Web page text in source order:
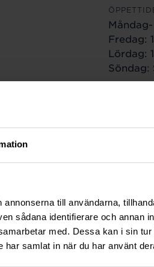
till användarna,
sådana identifierare och annan
med. Dessa kan i sin
samlat in när du har använt
Måndag-
Fredag:
Lördag:
Söndag:
Söndag: